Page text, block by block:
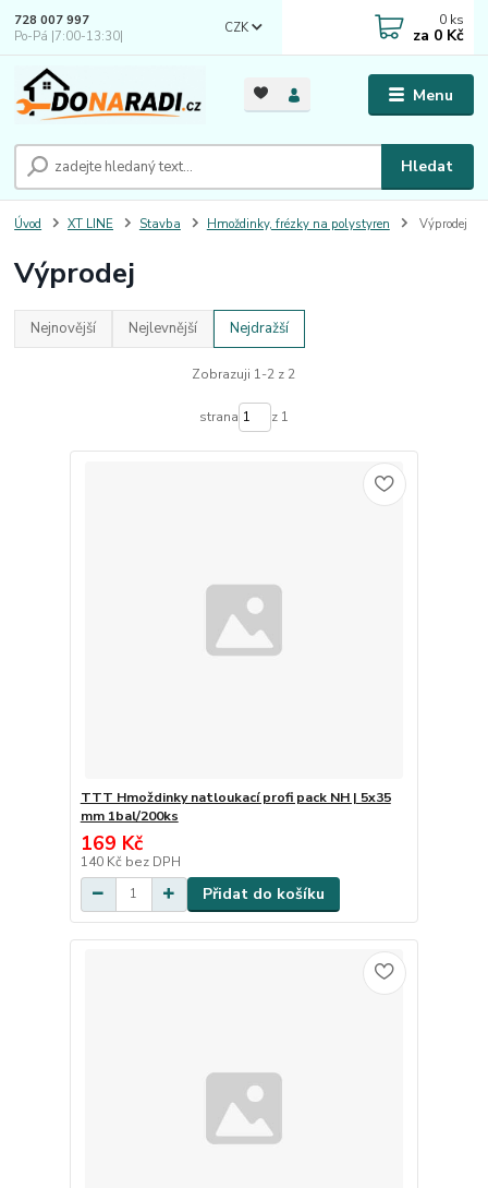
Menu
CZK
Hledat
728 007 997
Po-Pá |7:00-13:30|
0 ks
za 0 Kč
Úvod XT LINE Stavba Hmoždinky, frézky na polystyren Výprodej
Výprodej
Nejnovější Nejlevnější Nejdražší
Zobrazuji 1-2 z 2
strana z 1
TTT Hmoždinky natloukací profi pack NH | 5x35
mm 1bal/200ks
169 Kč
140 Kč bez DPH
Přidat do košíku